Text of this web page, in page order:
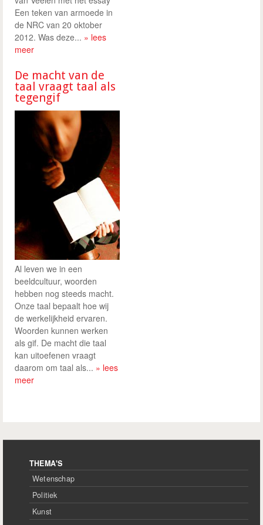
Een teken van armoede in
de NRC van 20 oktober
2012. Was deze... » lees
meer
De macht van de
taal vraagt taal als
tegengif
Al leven we in een
beeldcultuur, woorden
hebben nog steeds macht.
Onze taal bepaalt hoe wij
de werkelijkheid ervaren.
Woorden kunnen werken
als gif. De macht die taal
kan uitoefenen vraagt
daarom om taal als... » lees
meer
THEMA'S
Wetenschap
Politiek
Kunst